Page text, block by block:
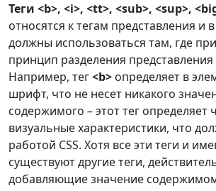
Теги <b>, <i>, <tt>, <sub>, <sup>,
относятся к тегам представления и
должны использоваться там, где
принцип разделения
Например, тег<b> определяет в
шрифт, что не несет никакого
содержимого – этот тег определяет
визуальные характеристики, что
работой CSS. Хотя все эти теги и
существуют другие теги,
добавляющие значение